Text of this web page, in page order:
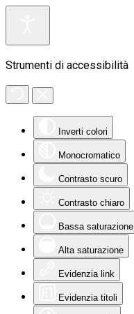
Strumenti di accessibilità
Inverti colori
Monocromatico
Contrasto scuro
Contrasto chiaro
Bassa saturazione
Alta saturazione
Evidenzia link
Evidenzia titoli